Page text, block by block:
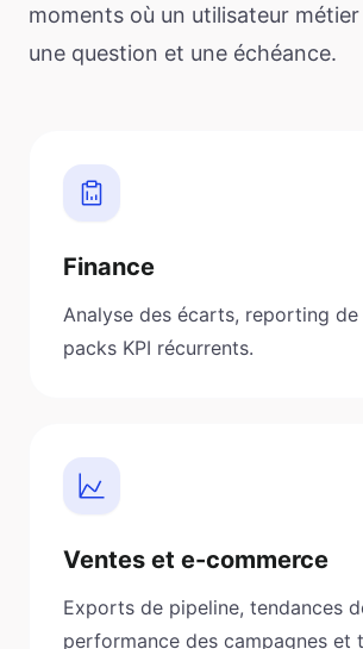
moments où un utilisateur
une question et une échéance.
Finance
Analyse des écarts, reporting
packs KPI récurrents.
Ventes et e-commerce
Exports de pipeline, tendances
performance des campagnes et